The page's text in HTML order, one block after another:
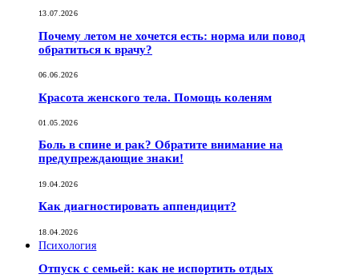
13.07.2026
Почему летом не хочется есть: норма или повод
обратиться к врачу?
06.06.2026
Красота женского тела. Помощь коленям
01.05.2026
Боль в спине и рак? Обратите внимание на
предупреждающие знаки!
19.04.2026
Как диагностировать аппендицит?
18.04.2026
Психология
Отпуск с семьей: как не испортить отдых